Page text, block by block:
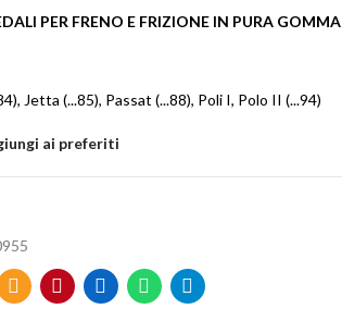
PER FRENO E FRIZIONE IN PURA GOMMA
Jetta (...85), Passat (...88), Poli I, Polo II (...94)
ai preferiti